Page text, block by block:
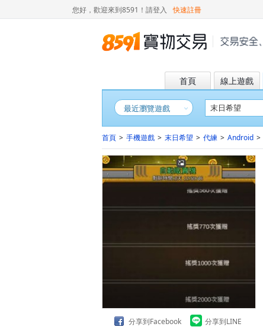
您好，歡迎來到8591！ 請登入 快速註冊
首頁 線上遊戲
最近瀏覽遊戲
首頁 > 手機遊戲 > 末日希望 > 代練 > Android >
分享到Facebook
分享到LINE